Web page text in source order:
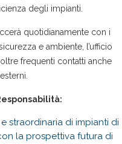
degli impianti.
quotidianamente con i
e ambiente, l’ufficio
frequenti contatti anche
straordinaria di impianti di
la prospettiva futura di